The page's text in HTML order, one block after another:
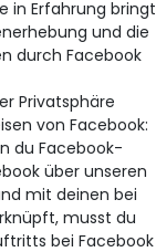
in Erfahrung bringt
und die
durch Facebook
Privatsphäre
von Facebook:
du Facebook-
über unseren
mit deinen bei
musst du
bei Facebook